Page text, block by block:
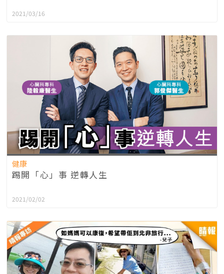
2021/03/16
健康
踢開「心」事 逆轉人生
2021/02/02